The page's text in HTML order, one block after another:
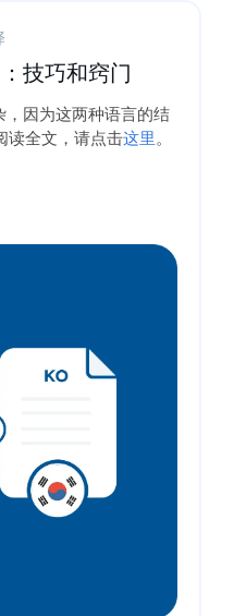
技巧和窍门
因为这两种语言的结
读全文，请点击这里。